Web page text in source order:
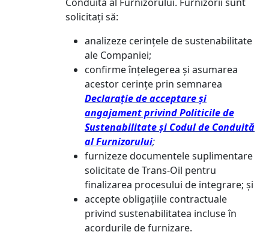
solicitați să:
analizeze cerințele de sustenabilitate
ale Companiei;
confirme înțelegerea și asumarea
acestor cerințe prin semnarea
Declarație de acceptare și
angajament privind Politicile de
Sustenabilitate și Codul de Conduită
al Furnizorului;
furnizeze documentele suplimentare
solicitate de Trans-Oil pentru
finalizarea procesului de integrare; și
accepte obligațiile contractuale
privind sustenabilitatea incluse în
acordurile de furnizare.